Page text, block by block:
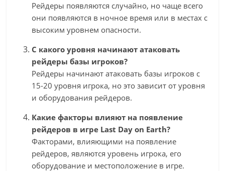
Рейдеры появляются случайно, но чаще всего
они появляются в ночное время или в местах с
высоким уровнем опасности.
С какого уровня начинают атаковать
рейдеры базы игроков?
Рейдеры начинают атаковать базы игроков с
15-20 уровня игрока, но это зависит от уровня
и оборудования рейдеров.
Какие факторы влияют на появление
рейдеров в игре Last Day on Earth?
Факторами, влияющими на появление
рейдеров, являются уровень игрока, его
оборудование и местоположение в игре.